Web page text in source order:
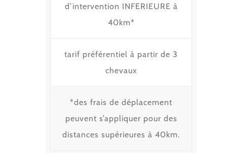
d’intervention INFERIEURE à
40km*
tarif préférentiel à partir de 3
chevaux
*des frais de déplacement
peuvent s’appliquer pour des
distances supérieures à 40km.